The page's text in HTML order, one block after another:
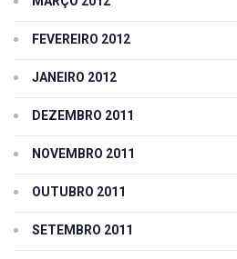
FEVEREIRO 2012
JANEIRO 2012
DEZEMBRO 2011
NOVEMBRO 2011
OUTUBRO 2011
SETEMBRO 2011